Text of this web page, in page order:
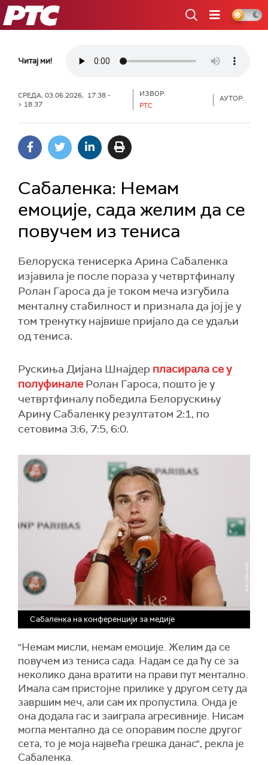
РТС
Читај ми!
СРЕДА, 03.06.2026, 17:38 -
> 18:37
ИЗВОР:
РТС
АУТОР:
Сабаленка: Немам
емоције, сада желим да се
повучем из тениса
Белоруска тенисерка Арина Сабаленка
изјавила је после пораза у четвртфиналу
Ролан Гароса да је током меча изгубила
менталну стабилност и признала да јој је у
том тренутку највише пријало да се удаљи
од тениса.
Рускиња Дијана Шнајдер пласирала се у
полуфинале Ролан Гароса, пошто је у
четвртфиналу победила Белорускињу
Арину Сабаленку резултатом 2:1, по
сетовима 3:6, 7:5, 6:0.
Сабаленка на конференцији за медије
"Немам мисли, немам емоције. Желим да се
повучем из тениса сада. Надам се да ћу се за
неколико дана вратити на прави пут ментално.
Имала сам пристојне прилике у другом сету да
завршим меч, али сам их пропустила. Онда је
она додала гас и заиграла агресивније. Нисам
могла ментално да се опоравим после другог
сета, то је моја највећа грешка данас", рекла је
Сабаленка.